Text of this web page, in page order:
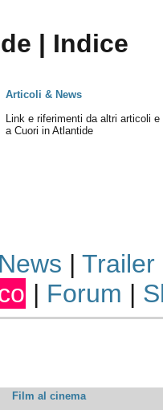
| Indice
Articoli & News
Link e riferimenti da altri articoli e
a Cuori in Atlantide
News | Trailer
| Forum |
Film al cinema